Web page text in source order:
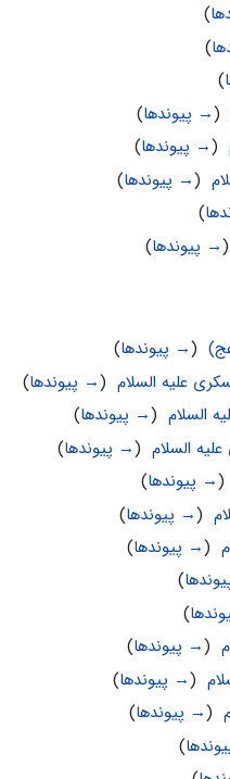
)
)
)
(→ پیوندها)
‏
(→ پیوندها)
‏
(→ پیوندها)
)
(→ پیوندها)
‏
(→ پیوندها)
علیه السلام‏
(→ پیوندها)
السلام‏
(→ پیوندها)
السلام‏
(→ پیوندها)
(→ پیوندها)
‏
(→ پیوندها)
‏
(→ پیوندها)
)
)
‏
(→ پیوندها)
‏
(→ پیوندها)
‏
(→ پیوندها)
)